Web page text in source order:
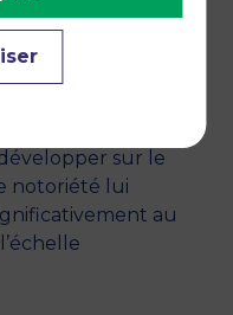
sur le
notoriété lui
au